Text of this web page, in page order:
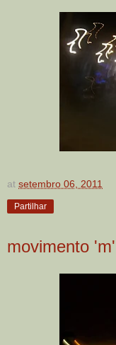
at setembro 06, 2011
Partilhar
movimento 'm'